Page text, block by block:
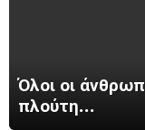
Όλοι οι
πλούτη…